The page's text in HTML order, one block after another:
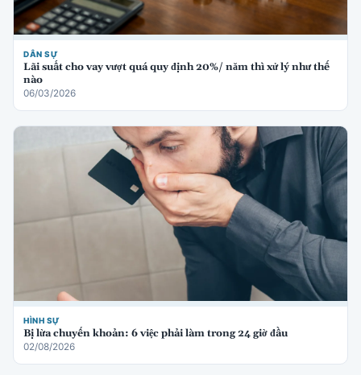
DÂN SỰ
Lãi suất cho vay vượt quá quy định 20%/ năm thì xử lý như thế
nào
06/03/2026
HÌNH SỰ
Bị lừa chuyển khoản: 6 việc phải làm trong 24 giờ đầu
02/08/2026